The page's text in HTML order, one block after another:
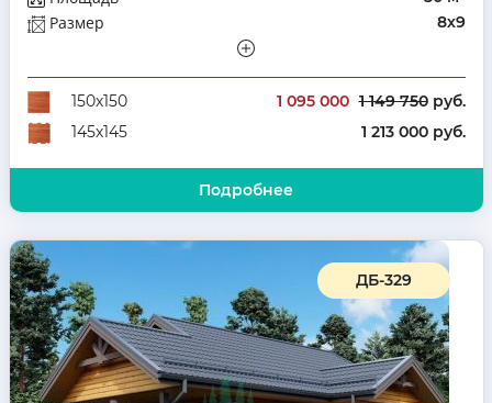
Размер 8х9
Количество комнат
3
150х150
1 095 000 1 149 750руб.
145х145
1 213 000 руб.
Подробнее
ДБ-329